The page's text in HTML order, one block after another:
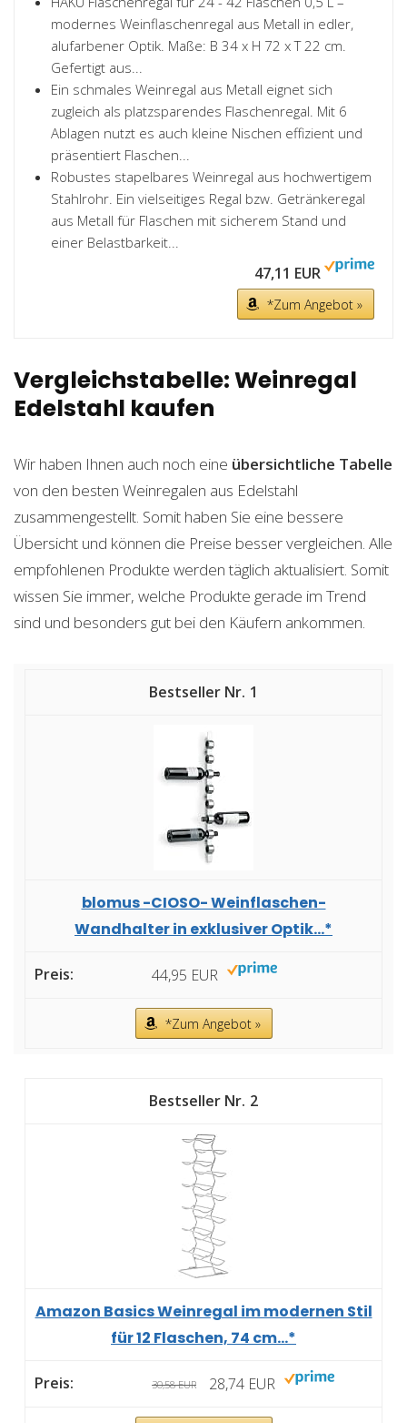
modernes Weinflaschenregal aus Metall in edler,
alufarbener Optik. Maße: B 34 x H 72 x T 22 cm.
Gefertigt aus...
Ein schmales Weinregal aus Metall eignet sich
zugleich als platzsparendes Flaschenregal. Mit 6
Ablagen nutzt es auch kleine Nischen effizient und
präsentiert Flaschen...
Robustes stapelbares Weinregal aus hochwertigem
Stahlrohr. Ein vielseitiges Regal bzw. Getränkeregal
aus Metall für Flaschen mit sicherem Stand und
einer Belastbarkeit...
47,11 EUR
*Zum Angebot »
Vergleichstabelle: Weinregal
Edelstahl kaufen
Wir haben Ihnen auch noch eine übersichtliche Tabelle
von den besten Weinregalen aus Edelstahl
zusammengestellt. Somit haben Sie eine bessere
Übersicht und können die Preise besser vergleichen. Alle
empfohlenen Produkte werden täglich aktualisiert. Somit
wissen Sie immer, welche Produkte gerade im Trend
sind und besonders gut bei den Käufern ankommen.
1
blomus -CIOSO- Weinflaschen-
Wandhalter in exklusiver Optik...*
44,95 EUR
*Zum Angebot »
2
Amazon Basics Weinregal im modernen Stil
für 12 Flaschen, 74 cm...*
30,58 EUR 28,74 EUR